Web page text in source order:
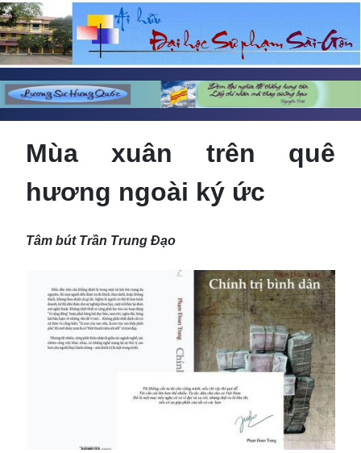
Mùa xuân trên quê
hương ngoài ký ức
Tâm bút Trần Trung Đạo